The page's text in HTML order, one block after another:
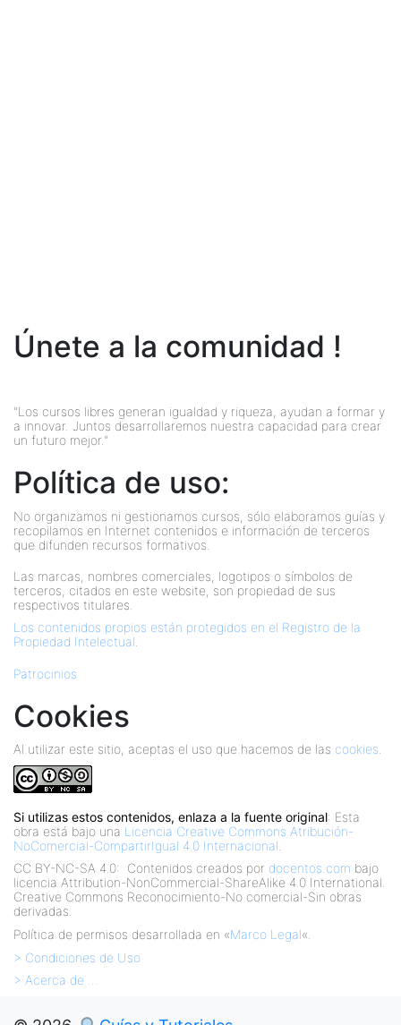
Únete a la comunidad !
"Los cursos libres generan igualdad y riqueza, ayudan a formar y
a innovar. Juntos desarrollaremos nuestra capacidad para crear
un futuro mejor."
Política de uso:
No organizamos ni gestionamos cursos, sólo elaboramos guías y
recopilamos en Internet contenidos e información de terceros
que difunden recursos formativos.
Las marcas, nombres comerciales, logotipos o símbolos de
terceros, citados en este website, son propiedad de sus
respectivos titulares.
Los contenidos propios están protegidos en el Registro de la
Propiedad Intelectual.
Patrocinios
Cookies
Al utilizar este sitio, aceptas el uso que hacemos de las cookies
Si utilizas estos contenidos, enlaza a la fuente original: Esta
obra está bajo una Licencia Creative Commons Atribución-
NoComercial-CompartirIgual 4.0 Internacional
CC BY-NC-SA 4.0: Contenidos creados por docentos.com bajo
licencia Attribution-NonCommercial-ShareAlike 4.0 International.
Creative Commons Reconocimiento-No comercial-Sin obras
derivadas.
Política de permisos desarrollada en «Marco Legal«.
> Condiciones de Uso
> Acerca de …